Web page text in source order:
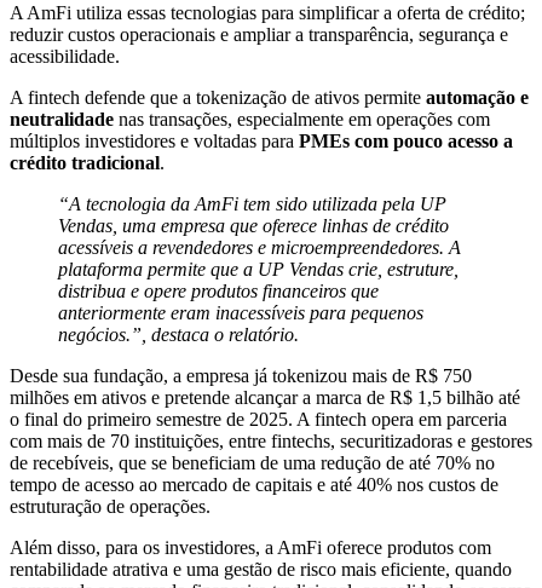
A AmFi utiliza essas tecnologias para simplificar a oferta de crédito;
reduzir custos operacionais e ampliar a transparência, segurança e
acessibilidade.
A fintech defende que a tokenização de ativos permite automação e
neutralidade nas transações, especialmente em operações com
múltiplos investidores e voltadas para PMEs com pouco acesso a
crédito tradicional.
“A tecnologia da AmFi tem sido utilizada pela UP
Vendas, uma empresa que oferece linhas de crédito
acessíveis a revendedores e microempreendedores. A
plataforma permite que a UP Vendas crie, estruture,
distribua e opere produtos financeiros que
anteriormente eram inacessíveis para pequenos
negócios.”, destaca o relatório.
Desde sua fundação, a empresa já tokenizou mais de R$ 750
milhões em ativos e pretende alcançar a marca de R$ 1,5 bilhão até
o final do primeiro semestre de 2025. A fintech opera em parceria
com mais de 70 instituições, entre fintechs, securitizadoras e gestores
de recebíveis, que se beneficiam de uma redução de até 70% no
tempo de acesso ao mercado de capitais e até 40% nos custos de
estruturação de operações.
Além disso, para os investidores, a AmFi oferece produtos com
rentabilidade atrativa e uma gestão de risco mais eficiente, quando